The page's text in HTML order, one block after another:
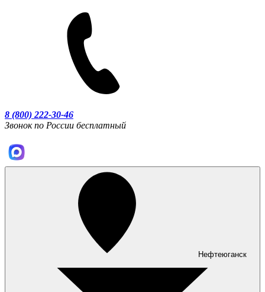
8 (800) 222-30-46
Звонок по России бесплатный
Нефтеюганск